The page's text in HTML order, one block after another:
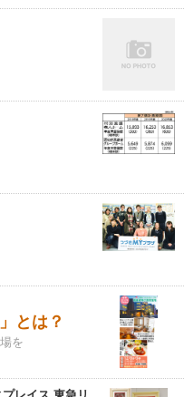
とは？
を